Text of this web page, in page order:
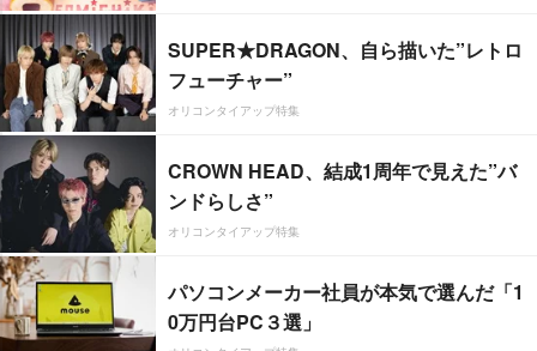
SUPER★DRAGON、自ら描いた”レトロ
フューチャー”
オリコンタイアップ特集
CROWN HEAD、結成1周年で見えた”バ
ンドらしさ”
オリコンタイアップ特集
パソコンメーカー社員が本気で選んだ「1
0万円台PC３選」